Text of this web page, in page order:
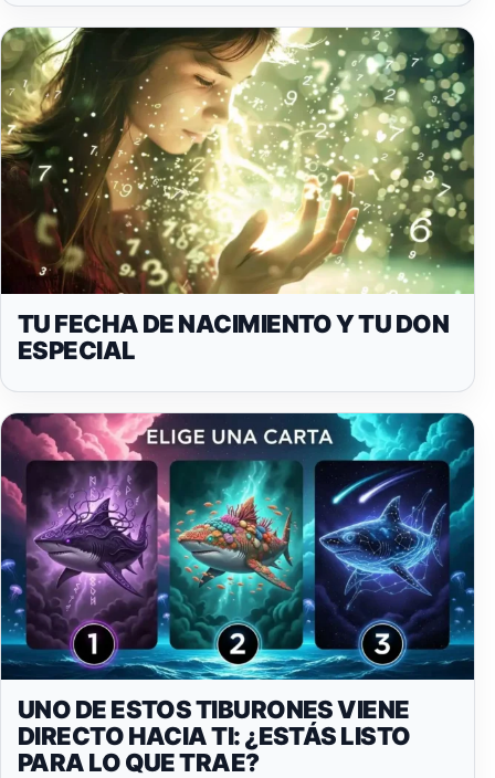
TU FECHA DE NACIMIENTO Y TU DON
ESPECIAL
UNO DE ESTOS TIBURONES VIENE
DIRECTO HACIA TI: ¿ESTÁS LISTO
PARA LO QUE TRAE?